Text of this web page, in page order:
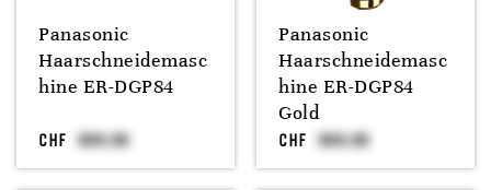
Panasonic
Haarschneidemasc
hine ER-DGP84
CHF
Panasonic
Haarschneidemasc
hine ER-DGP84
Gold
CHF